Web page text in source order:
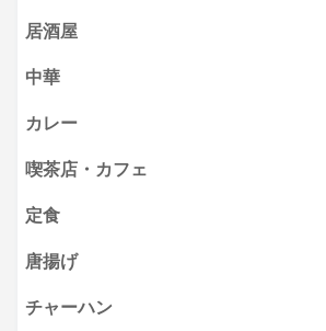
居酒屋
中華
カレー
喫茶店・カフェ
定食
唐揚げ
チャーハン